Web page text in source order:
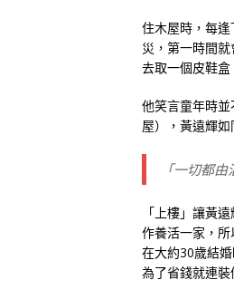
住木屋時，每
災，第一時間
去取一個皮鞋盒
他笑言童年時
屋），黃遠輝如
「一切都
「上樓」讓黃
作養活一家，
在大約30歲結
為了省錢就連裝